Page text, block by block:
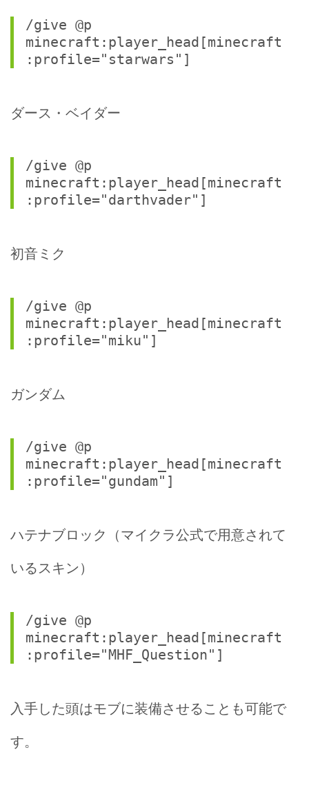
/give @p
minecraft:player_head[minecraft
:profile="starwars"]
ダース・ベイダー
/give @p
minecraft:player_head[minecraft
:profile="darthvader"]
初音ミク
/give @p
minecraft:player_head[minecraft
:profile="miku"]
ガンダム
/give @p
minecraft:player_head[minecraft
:profile="gundam"]
ハテナブロック（マイクラ公式で用意されて
いるスキン）
/give @p
minecraft:player_head[minecraft
:profile="MHF_Question"]
入手した頭はモブに装備させることも可能で
す。